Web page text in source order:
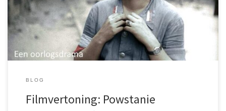
Opstand van Warschau
BLOG
Filmvertoning: Powstanie